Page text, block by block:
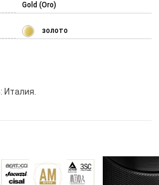
Gold (Oro)
золото
Италия.